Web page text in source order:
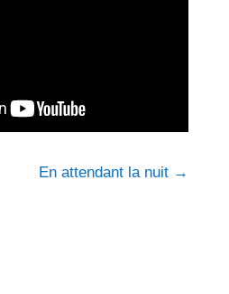
En attendant la nuit →